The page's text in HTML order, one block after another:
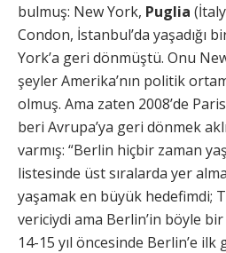
bulmuş: New York, Puglia
Condon, İstanbul’da yaşadığı
York’a geri dönmüştü. Onu
şeyler Amerika’nın politik
olmuş. Ama zaten 2008’de
beri Avrupa’ya geri dönmek
varmış: “Berlin hiçbir zaman
listesinde üst sıralarda yer
yaşamak en büyük hedefimdi;
vericiydi ama Berlin’in böyle
14-15 yıl öncesinde Berlin’e